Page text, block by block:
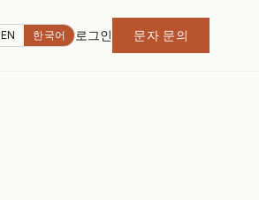
EN 한국어 로그인 문자 문의